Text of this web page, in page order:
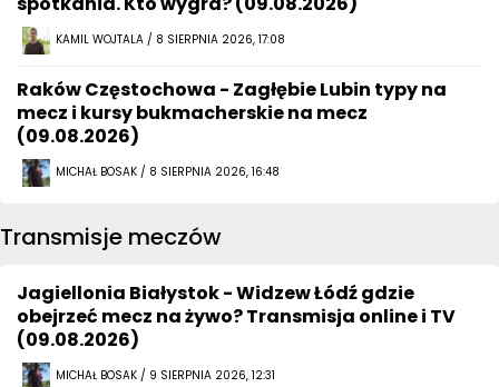
KAMIL WOJTALA / 8 SIERPNIA 2026, 17:08
Raków Częstochowa - Zagłębie Lubin typy na
mecz i kursy bukmacherskie na mecz
(09.08.2026)
MICHAŁ BOSAK / 8 SIERPNIA 2026, 16:48
Transmisje meczów
Jagiellonia Białystok - Widzew Łódź gdzie
obejrzeć mecz na żywo? Transmisja online i TV
(09.08.2026)
MICHAŁ BOSAK / 9 SIERPNIA 2026, 12:31